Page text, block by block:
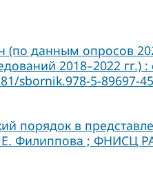
(по данным опросов
2018–2022 гг.) :
sbornik.978-5-89697-
порядок в
Е. Филиппова ;